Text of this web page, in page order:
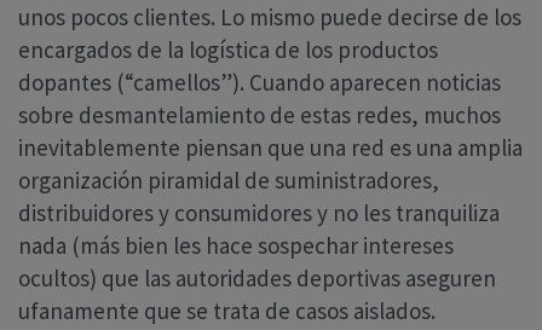
unos pocos clientes. Lo mismo puede decirse de los
encargados de la logística de los productos
dopantes (“camellos”). Cuando aparecen noticias
sobre desmantelamiento de estas redes, muchos
inevitablemente piensan que una red es una amplia
organización piramidal de suministradores,
distribuidores y consumidores y no les tranquiliza
nada (más bien les hace sospechar intereses
ocultos) que las autoridades deportivas aseguren
ufanamente que se trata de casos aislados.